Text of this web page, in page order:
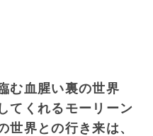
む血腥い裏の世界
てくれるモーリーン
世界との行き来は、